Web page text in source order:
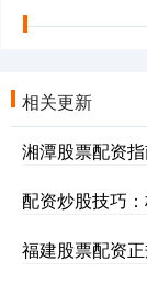
相关更新
湘潭股票配资
配资炒股技巧
福建股票配资